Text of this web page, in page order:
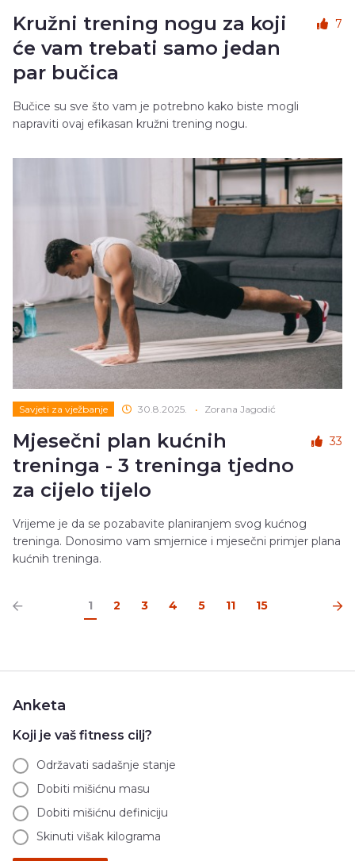
Kružni trening nogu za koji
će vam trebati samo jedan
par bučica
7
Bučice su sve što vam je potrebno kako biste mogli
napraviti ovaj efikasan kružni trening nogu.
Savjeti za vježbanje 30.8.2025. • Zorana Jagodić
Mjesečni plan kućnih
treninga - 3 treninga tjedno
za cijelo tijelo
33
Vrijeme je da se pozabavite planiranjem svog kućnog
treninga. Donosimo vam smjernice i mjesečni primjer plana
kućnih treninga.
1 2 3 4 5 11 15
Anketa
Koji je vaš fitness cilj?
Održavati sadašnje stanje
Dobiti mišićnu masu
Dobiti mišićnu definiciju
Skinuti višak kilograma